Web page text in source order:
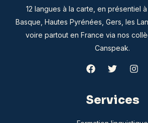
12 langues à la carte, en présentiel
Basque, Hautes Pyrénées, Gers, les
voire partout en France via nos
Canspeak.
Services